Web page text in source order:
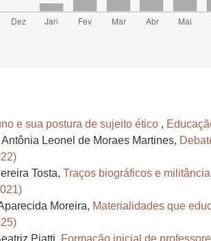
e sua postura de sujeito ético ,
Leonel de Moraes Martines,
Tosta, Traços biográficos e
Moreira, Materialidades que
Piatti, Formação inicial de